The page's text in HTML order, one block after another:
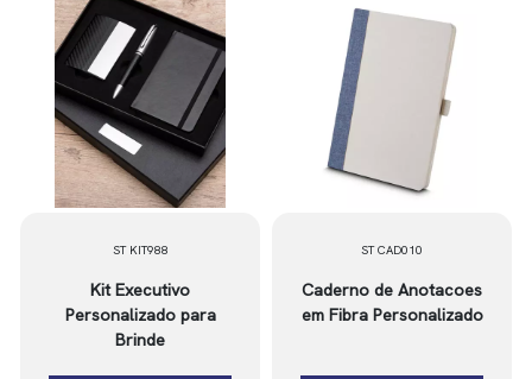
ST KIT988
Kit Executivo
Personalizado para
Brinde
ST CAD010
Caderno de Anotacoes
em Fibra Personalizado